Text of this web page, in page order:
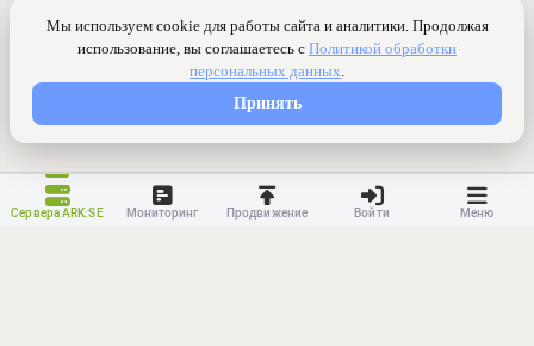
Сервера ARK:SE Мониторинг Продвижение Войти Меню